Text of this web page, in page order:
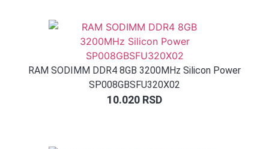
RAM SODIMM DDR4 8GB 3200MHz Silicon Power
SP008GBSFU320X02
10.020 RSD